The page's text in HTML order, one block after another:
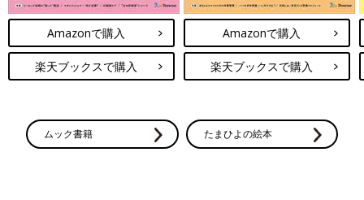
Amazonで購入
楽天ブックスで購入
Amazonで購入
楽天ブックスで購入
ムック書籍 たまひよの絵本